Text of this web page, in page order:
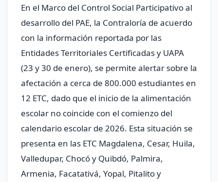
En el Marco del Control Social Participativo al
desarrollo del PAE, la Contraloría de acuerdo
con la información reportada por las
Entidades Territoriales Certificadas y UAPA
(23 y 30 de enero), se permite alertar sobre la
afectación a cerca de 800.000 estudiantes en
12 ETC, dado que el inicio de la alimentación
escolar no coincide con el comienzo del
calendario escolar de 2026. Esta situación se
presenta en las ETC Magdalena, Cesar, Huila,
Valledupar, Chocó y Quibdó, Palmira,
Armenia, Facatativá, Yopal, Pitalito y